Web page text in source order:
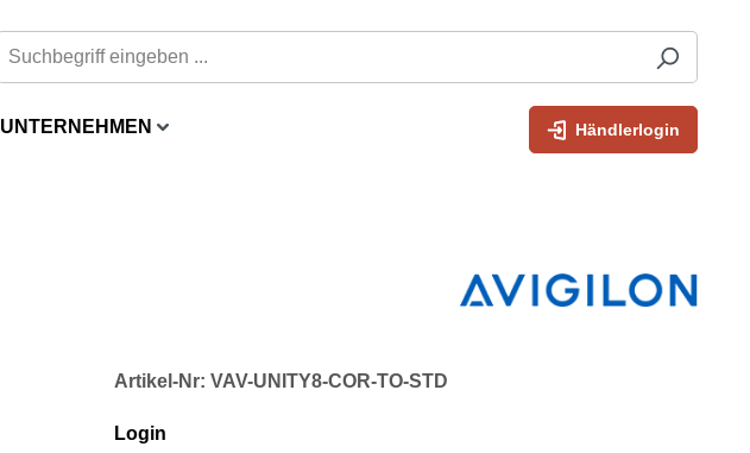
UNTERNEHMEN Händlerlogin
Artikel-Nr: VAV-UNITY8-COR-TO-STD
Login